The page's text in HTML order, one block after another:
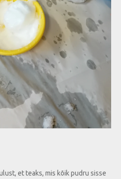
et teaks, mis kõik pudru sisse